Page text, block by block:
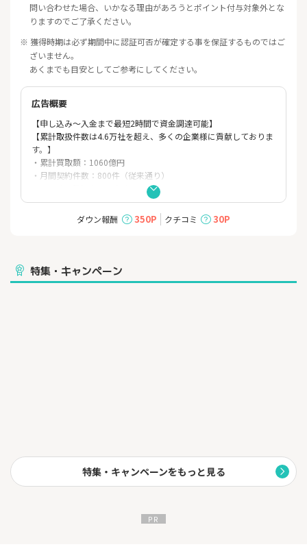
問い合わせた場合、いかなる理由があろうとポイント付与対象外とな
りますのでご了承ください。
※ 獲得時期は必ず期間中に認証可否が確定する事を保証するものではご
ざいません。
あくまでも目安としてご参考にしてください。
広告概要
【申し込み～入金まで最短2時間で資金調達可能】
【累計取扱件数は4.6万社を超え、多くの企業様に貢献しておりま
す。】
・累計買取額：1060億円
・月間契約件数：800件（従来通り）
ダウン報酬 350P クチコミ 30P
特集・キャンペーン
特集・キャンペーンをもっと見る